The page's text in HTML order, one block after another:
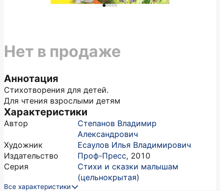
Аннотация
Стихотворения для детей.
Для чтения взрослыми детям
Характеристики
Автор
Степанов Владимир
Александрович
Художник
Есаулов Илья Владимирович
Издательство
Проф-Пресс, 2010
Серия
Стихи и сказки малышам
(цельнокрытая)
Все характеристики
Нет в продаже